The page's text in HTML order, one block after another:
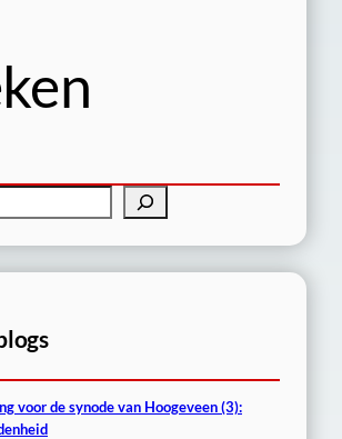
voor de synode van Hoogeveen (3):